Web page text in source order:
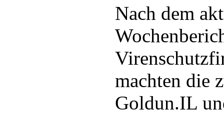
Nach dem
machten die
Goldun.IL